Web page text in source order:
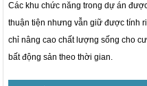
Các khu chức năng trong dự án
thuận tiện nhưng vẫn giữ được tính
chỉ nâng cao chất lượng sống cho
bất động sản theo thời gian.